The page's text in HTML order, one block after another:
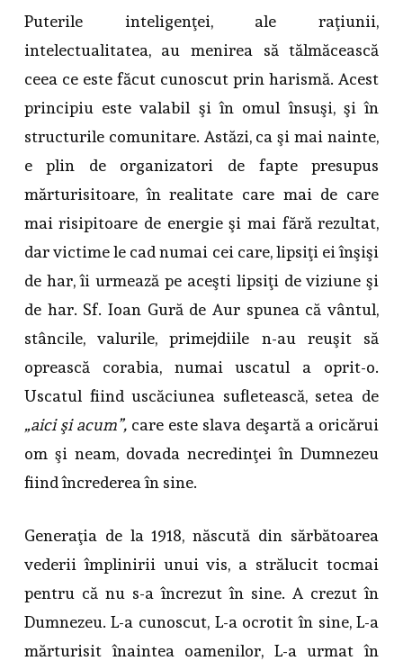
Puterile inteligenţei, ale raţiunii,
intelectualitatea, au menirea să tălmăcească
ceea ce este făcut cunoscut prin harismă. Acest
principiu este valabil şi în omul însuşi, şi în
structurile comunitare. Astăzi, ca şi mai nainte,
e plin de organizatori de fapte presupus
mărturisitoare, în realitate care mai de care
mai risipitoare de energie şi mai fără rezultat,
dar victime le cad numai cei care, lipsiţi ei înşişi
de har, îi urmează pe aceşti lipsiţi de viziune şi
de har. Sf. Ioan Gură de Aur spunea că vântul,
stâncile, valurile, primejdiile n-au reuşit să
oprească corabia, numai uscatul a oprit-o.
Uscatul fiind uscăciunea sufletească, setea de
„aici şi acum”,care este slava deşartă a oricărui
om şi neam, dovada necredinţei în Dumnezeu
fiind încrederea în sine.
Generaţia de la 1918, născută din sărbătoarea
vederii împlinirii unui vis, a strălucit tocmai
pentru că nu s-a încrezut în sine. A crezut în
Dumnezeu. L-a cunoscut, L-a ocrotit în sine, L-a
mărturisit înaintea oamenilor, L-a urmat în